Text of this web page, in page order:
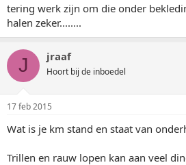
tering werk zijn om die onder
halen zeker........
J jraaf
Hoort bij de inboedel
17 feb 2015
Wat is je km stand en staat van
Trillen en rauw lopen kan aan veel